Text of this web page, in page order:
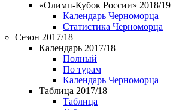
«Олимп-Кубок России» 2018/19
Календарь Черноморца
Статистика Черноморца
Сезон 2017/18
Календарь 2017/18
Полный
По турам
Календарь Черноморца
Таблица 2017/18
Таблица